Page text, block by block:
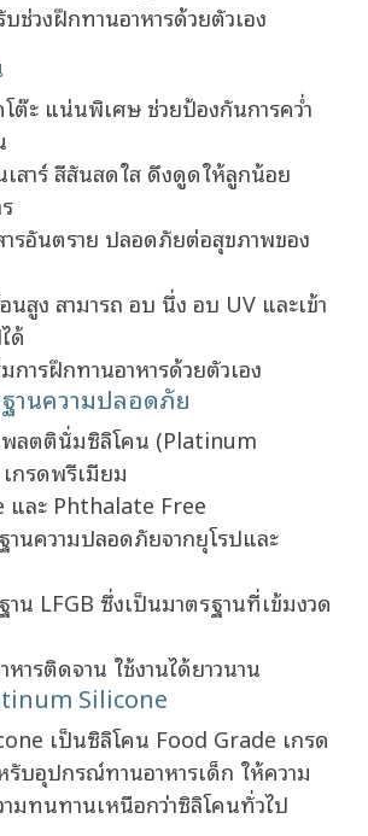
บช่วงฝึกทานอาหารด้วยตัวเอง
ต๊ะ แน่นพิเศษ ช่วยป้องกันการคว่ำ
เสาร์ สีสันสดใส ดึงดูดให้ลูกน้อย
ารอันตราย ปลอดภัยต่อสุขภาพของ
นสูง สามารถ อบ นึ่ง อบ UV และเข้า
ด้
การฝึกทานอาหารด้วยตัวเอง
านความปลอดภัย
ลตตินั่มซิลิโคน (Platinum
กรดพรีเมียม
และ Phthalate Free
านความปลอดภัยจากยุโรปและ
าน LFGB ซึ่งเป็นมาตรฐานที่เข้มงวด
ารติดจาน ใช้งานได้ยาวนาน
Silicone
เป็นซิลิโคน Food Grade เกรด
รับอุปกรณ์ทานอาหารเด็ก ให้ความ
มทนทานเหนือกว่าซิลิโคนทั่วไป